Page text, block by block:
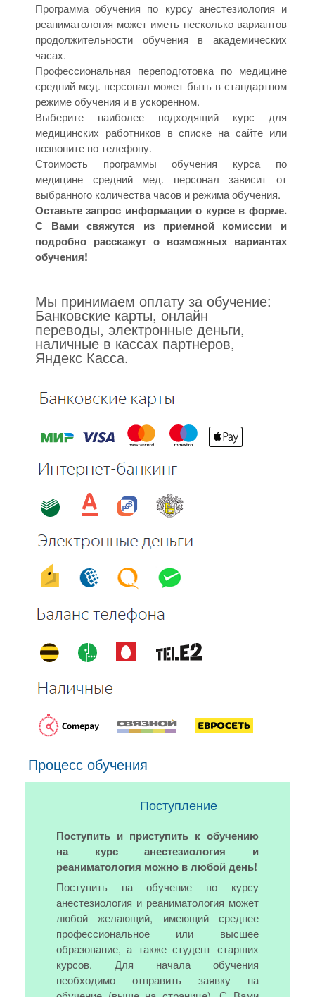
Программа обучения по курсу анестезиология и
реаниматология может иметь несколько вариантов
продолжительности обучения в академических
часах.
Профессиональная переподготовка по медицине
средний мед. персонал может быть в стандартном
режиме обучения и в ускоренном.
Выберите наиболее подходящий курс для
медицинских работников в списке на сайте или
позвоните по телефону.
Стоимость программы обучения курса по
медицине средний мед. персонал зависит от
выбранного количества часов и режима обучения.
Оставьте запрос информации о курсе в форме.
С Вами свяжутся из приемной комиссии и
подробно расскажут о возможных вариантах
обучения!
Мы принимаем оплату за обучение:
Банковские карты, онлайн
переводы, электронные деньги,
наличные в кассах партнеров,
Яндекс Касса.
Процесс обучения
Поступление
Поступить и приступить к обучению
на курс анестезиология и
реаниматология можно в любой день!
Поступить на обучение по курсу
анестезиология и реаниматология может
любой желающий, имеющий среднее
профессиональное или высшее
образование, а также студент старших
курсов. Для начала обучения
необходимо отправить заявку на